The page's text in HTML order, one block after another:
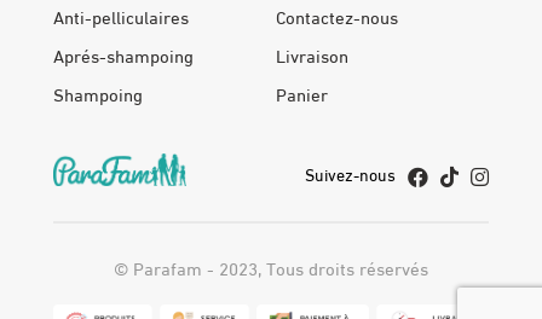
Anti-pelliculaires
Aprés-shampoing
Shampoing
Contactez-nous
Livraison
Panier
Suivez-nous
© Parafam - 2023, Tous droits réservés